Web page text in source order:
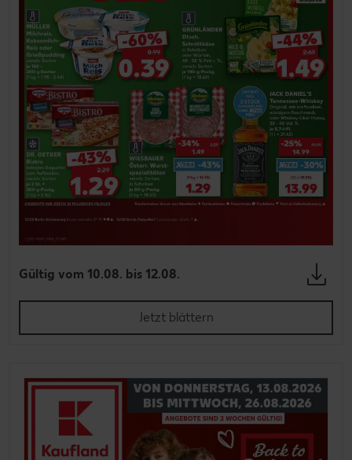
Gültig vom 10.08. bis 12.08.
Jetzt blättern